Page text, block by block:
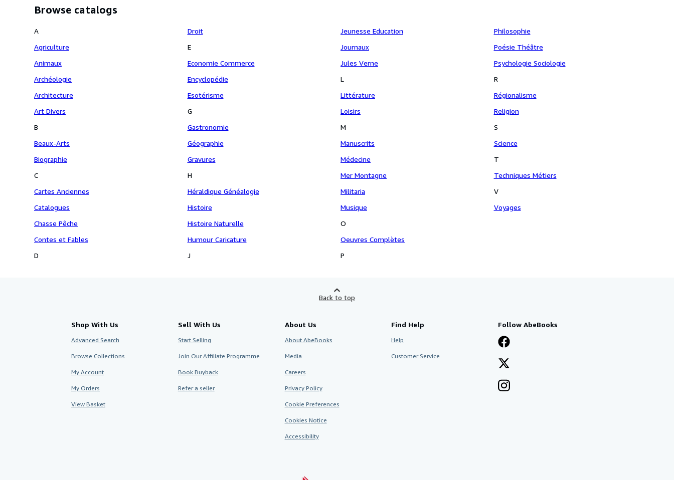
Browse catalogs
A
Agriculture
Animaux
Archéologie
Architecture
Art Divers
B
Beaux-Arts
Biographie
C
Cartes Anciennes
Catalogues
Chasse Pêche
Contes et Fables
D
Droit
E
Economie Commerce
Encyclopédie
Esotérisme
G
Gastronomie
Géographie
Gravures
H
Héraldique Généalogie
Histoire
Histoire Naturelle
Humour Caricature
J
Jeunesse Education
Journaux
Jules Verne
L
Littérature
Loisirs
M
Manuscrits
Médecine
Mer Montagne
Militaria
Musique
O
Oeuvres Complètes
P
Philosophie
Poésie Théâtre
Psychologie Sociologie
R
Régionalisme
Religion
S
Science
T
Techniques Métiers
V
Voyages
Back to top
Shop With Us
Advanced Search
Browse Collections
My Account
My Orders
View Basket
Sell With Us
Start Selling
Join Our Affiliate Programme
Book Buyback
Refer a seller
About Us
About AbeBooks
Media
Careers
Privacy Policy
Cookie Preferences
Cookies Notice
Accessibility
Find Help
Help
Customer Service
Follow AbeBooks